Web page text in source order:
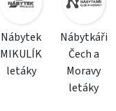
Nábytek
MIKULÍK
letáky
Nábytkáři
Čech a
Moravy
letáky